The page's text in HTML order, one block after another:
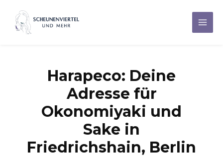
Inhalt
springen
Main
Harapeco: Deine
Adresse für
Okonomiyaki und
Sake in
Friedrichshain, Berlin